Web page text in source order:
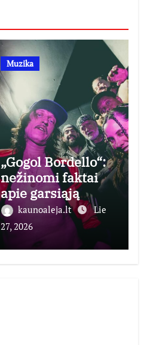
Muzika
„Gogol Bordello“:
nežinomi faktai
apie garsiąją
Niujorko grupę
kaunoaleja.lt
Lie
27, 2026